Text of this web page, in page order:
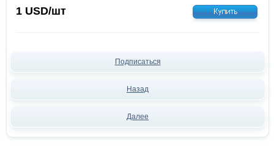
1 USD/шт
Подписаться
Назад
Далее